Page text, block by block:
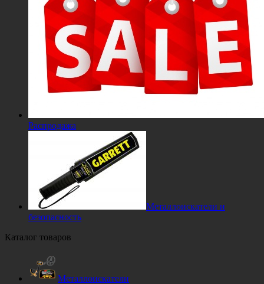
Распродажа
Металлоискатели и
безопасность
Каталог товаров
Металлоискатели